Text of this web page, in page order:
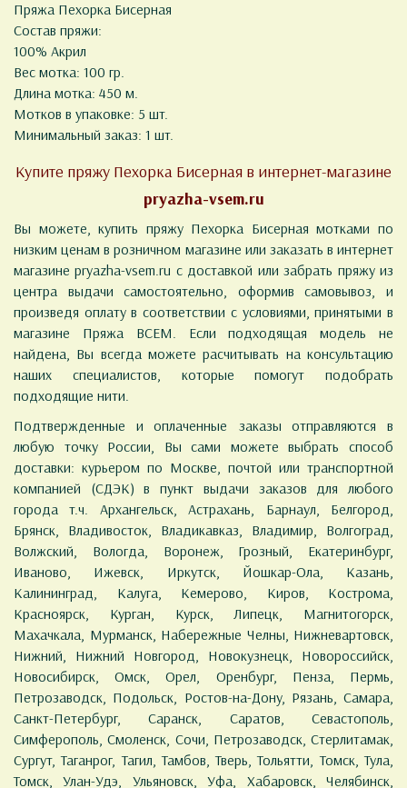
Пряжа Пехорка Бисерная
Состав пряжи:
100% Акрил
Вес мотка: 100 гр.
Длина мотка: 450 м.
Мотков в упаковке: 5 шт.
Минимальный заказ: 1 шт.
Купите пряжу Пехорка Бисерная в интернет-магазине
pryazha-vsem.ru
Вы можете, купить пряжу Пехорка Бисерная мотками по
низким ценам в розничном магазине или заказать в интернет
магазине pryazha-vsem.ru с доставкой или забрать пряжу из
центра выдачи самостоятельно, оформив самовывоз, и
произведя оплату в соответствии с условиями, принятыми в
магазине Пряжа ВСЕМ. Если подходящая модель не
найдена, Вы всегда можете расчитывать на консультацию
наших специалистов, которые помогут подобрать
подходящие нити.
Подтвержденные и оплаченные заказы отправляются в
любую точку России, Вы сами можете выбрать способ
доставки: курьером по Москве, почтой или транспортной
компанией (СДЭК) в пункт выдачи заказов для любого
города т.ч. Архангельск, Астрахань, Барнаул, Белгород,
Брянск, Владивосток, Владикавказ, Владимир, Волгоград,
Волжский, Вологда, Воронеж, Грозный, Екатеринбург,
Иваново, Ижевск, Иркутск, Йошкар-Ола, Казань,
Калининград, Калуга, Кемерово, Киров, Кострома,
Красноярск, Курган, Курск, Липецк, Магнитогорск,
Махачкала, Мурманск, Набережные Челны, Нижневартовск,
Нижний, Нижний Новгород, Новокузнецк, Новороссийск,
Новосибирск, Омск, Орел, Оренбург, Пенза, Пермь,
Петрозаводск, Подольск, Ростов-на-Дону, Рязань, Самара,
Санкт-Петербург, Саранск, Саратов, Севастополь,
Симферополь, Смоленск, Сочи, Петрозаводск, Стерлитамак,
Сургут, Таганрог, Тагил, Тамбов, Тверь, Тольятти, Томск, Тула,
Томск, Улан-Удэ, Ульяновск, Уфа, Хабаровск, Челябинск,